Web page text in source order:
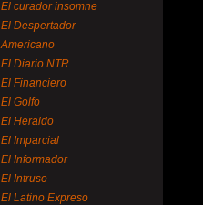
El curador insomne
El Despertador
Americano
El Diario NTR
El Financiero
El Golfo
El Heraldo
El Imparcial
El Informador
El Intruso
El Latino Expreso